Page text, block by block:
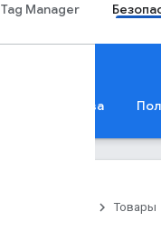
Tag Manager
Руководства
Товары